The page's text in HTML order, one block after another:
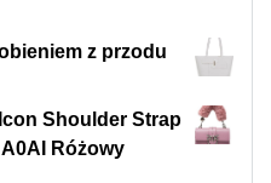
z przodu
Shoulder Strap
A0AI Różowy